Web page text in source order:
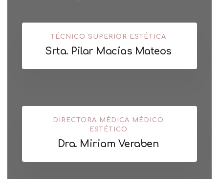
TÉCNICO SUPERIOR ESTÉTICA
Srta. Pilar Macías Mateos
DIRECTORA MÉDICA MÉDICO
ESTÉTICO
Dra. Miriam Veraben